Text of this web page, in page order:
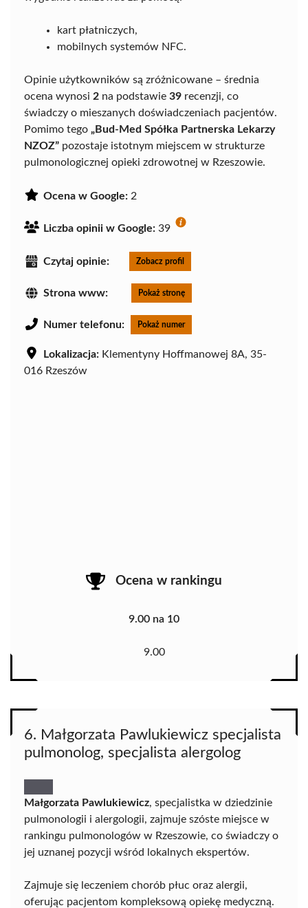
kart płatniczych,
mobilnych systemów NFC.
Opinie użytkowników są zróżnicowane – średnia
ocena wynosi 2 na podstawie 39 recenzji, co
świadczy o mieszanych doświadczeniach pacjentów.
Pomimo tego „Bud-Med Spółka Partnerska Lekarzy
NZOZ” pozostaje istotnym miejscem w strukturze
pulmonologicznej opieki zdrowotnej w Rzeszowie.
Ocena w Google: 2
Liczba opinii w Google: 39
Czytaj opinie: Zobacz profil
Strona www: Pokaż stronę
Numer telefonu: Pokaż numer
Lokalizacja: Klementyny Hoffmanowej 8A, 35-
016 Rzeszów
Ocena w rankingu
9.00 na 10
9.00
6. Małgorzata Pawlukiewicz specjalista
pulmonolog, specjalista alergolog
Małgorzata Pawlukiewicz, specjalistka w dziedzinie
pulmonologii i alergologii, zajmuje szóste miejsce w
rankingu pulmonologów w Rzeszowie, co świadczy o
jej uznanej pozycji wśród lokalnych ekspertów.
Zajmuje się leczeniem chorób płuc oraz alergii,
oferując pacjentom kompleksową opiekę medyczną.